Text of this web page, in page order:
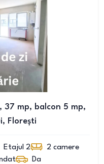
37 mp, balcon 5 mp,
Florești
Etajul 2 2 camere
Da